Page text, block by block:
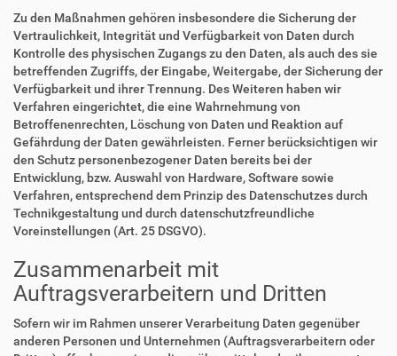
Zu den Maßnahmen gehören insbesondere die Sicherung der
Vertraulichkeit, Integrität und Verfügbarkeit von Daten durch
Kontrolle des physischen Zugangs zu den Daten, als auch des sie
betreffenden Zugriffs, der Eingabe, Weitergabe, der Sicherung der
Verfügbarkeit und ihrer Trennung. Des Weiteren haben wir
Verfahren eingerichtet, die eine Wahrnehmung von
Betroffenenrechten, Löschung von Daten und Reaktion auf
Gefährdung der Daten gewährleisten. Ferner berücksichtigen wir
den Schutz personenbezogener Daten bereits bei der
Entwicklung, bzw. Auswahl von Hardware, Software sowie
Verfahren, entsprechend dem Prinzip des Datenschutzes durch
Technikgestaltung und durch datenschutzfreundliche
Voreinstellungen (Art. 25 DSGVO).
Zusammenarbeit mit
Auftragsverarbeitern und Dritten
Sofern wir im Rahmen unserer Verarbeitung Daten gegenüber
anderen Personen und Unternehmen (Auftragsverarbeitern oder